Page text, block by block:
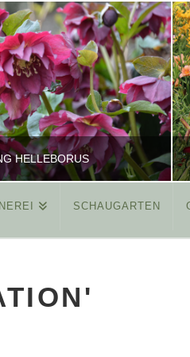
HELLEBORUS
26, 2015
SCHAUGARTEN